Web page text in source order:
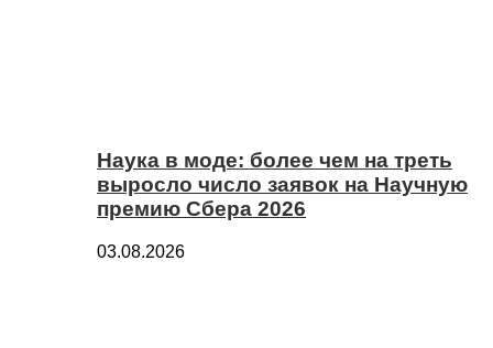
Наука в моде: более чем на треть
выросло число заявок на Научную
премию Сбера 2026
03.08.2026